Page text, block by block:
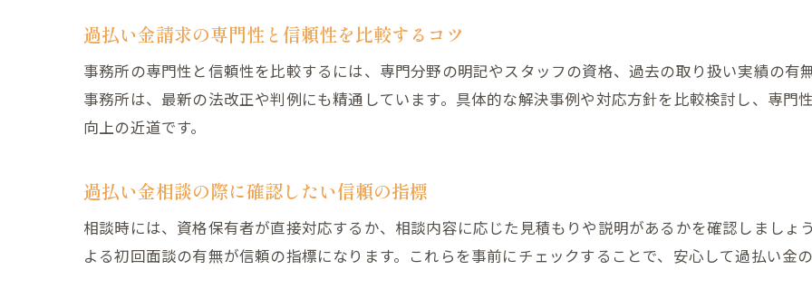
過払い金請求の専門性と信頼性を比較するコツ
事務所の専門性と信頼性を比較するには、専門分野の明記やスタッフの資格、過去の取り扱い実績の有
事務所は、最新の法改正や判例にも精通しています。具体的な解決事例や対応方針を比較検討し、専門
向上の近道です。
過払い金相談の際に確認したい信頼の指標
相談時には、資格保有者が直接対応するか、相談内容に応じた見積もりや説明があるかを確認しましょ
よる初回面談の有無が信頼の指標になります。これらを事前にチェックすることで、安心して過払い金